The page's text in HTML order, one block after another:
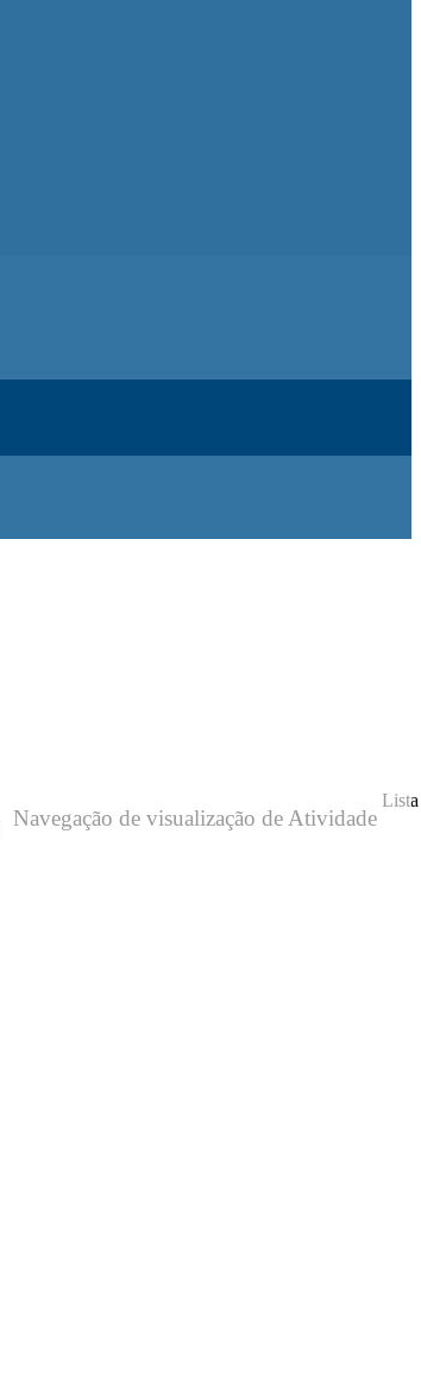
Navegação de visualização de Atividade
Lista